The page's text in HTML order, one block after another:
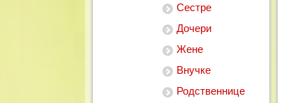
Сестре
Дочери
Жене
Внучке
Родственнице